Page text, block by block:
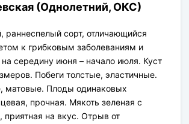
(Однолетний, ОКС)
сорт, отличающийся
к грибковым заболеваниям и
середину июня – начало июля. Куст
Побеги толстые, эластичные.
матовые. Плоды одинаковых
прочная. Мякоть зеленая с
приятная на вкус. Отрыв от